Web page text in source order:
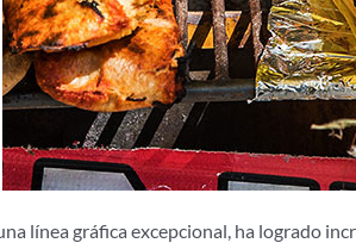
línea gráfica excepcional, ha logrado